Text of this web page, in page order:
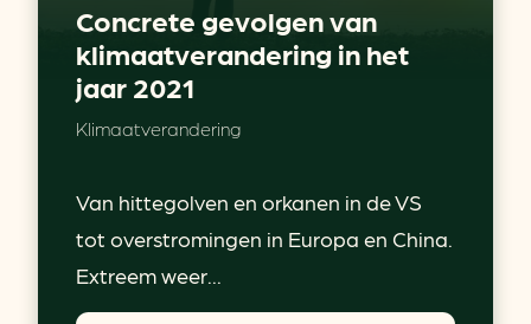
Concrete gevolgen van
klimaatverandering in het
jaar 2021
Klimaatverandering
Van hittegolven en orkanen in de VS
tot overstromingen in Europa en China.
Extreem weer...